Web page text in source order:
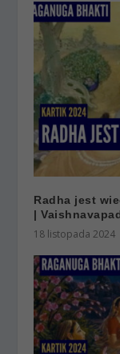
Radha jest
|
18 listopada 2024